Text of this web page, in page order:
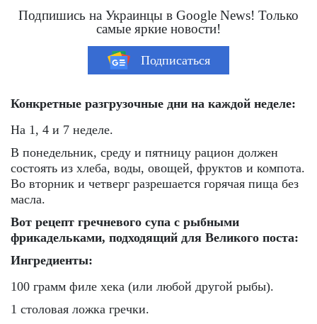
Подпишись на Украинцы в Google News! Только
самые яркие новости!
Подписаться
Конкретные разгрузочные дни на каждой неделе:
На 1, 4 и 7 неделе.
В понедельник, среду и пятницу рацион должен
состоять из хлеба, воды, овощей, фруктов и компота.
Во вторник и четверг разрешается горячая пища без
масла.
Вот рецепт гречневого супа с рыбными
фрикадельками, подходящий для Великого поста:
Ингредиенты:
100 грамм филе хека (или любой другой рыбы).
1 столовая ложка гречки.